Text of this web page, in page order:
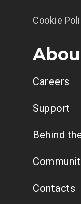
Cookie
Careers
Support
Behind
Contacts